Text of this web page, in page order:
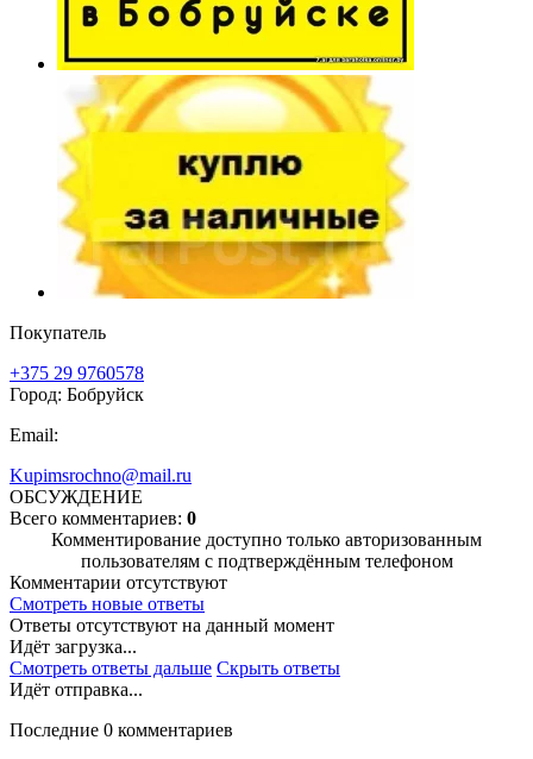
Покупатель
+375 29 9760578
Город: Бобруйск
Email:
Kupimsrochno@mail.ru
ОБСУЖДЕНИЕ
Всего комментариев: 0
Комментирование доступно только авторизованным
пользователям с подтверждённым телефоном
Комментарии отсутствуют
Смотреть новые ответы
Ответы отсутствуют на данный момент
Идёт загрузка...
Смотреть ответы дальше Скрыть ответы
Идёт отправка...
Последние 0 комментариев